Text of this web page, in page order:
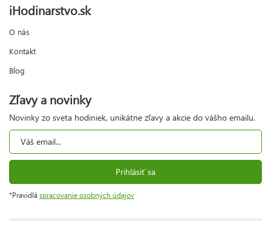
iHodinarstvo.sk
O nás
Kontakt
Blog
Zľavy a novinky
Novinky zo sveta hodiniek, unikátne zľavy a akcie do vášho emailu.
Prihlásiť sa
*Pravidlá spracovanie osobných údajov